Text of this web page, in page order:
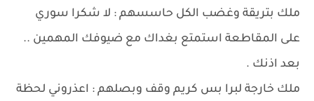
ملك بتريقة وغضب الكل حاسسهم : لا شكرا سوري
على المقاطعة استمتع بغداك مع ضيوفك المهمين ..
بعد اذنك .
ملك خارجة لبرا بس كريم وقف وبصلهم : اعذروني لحظة